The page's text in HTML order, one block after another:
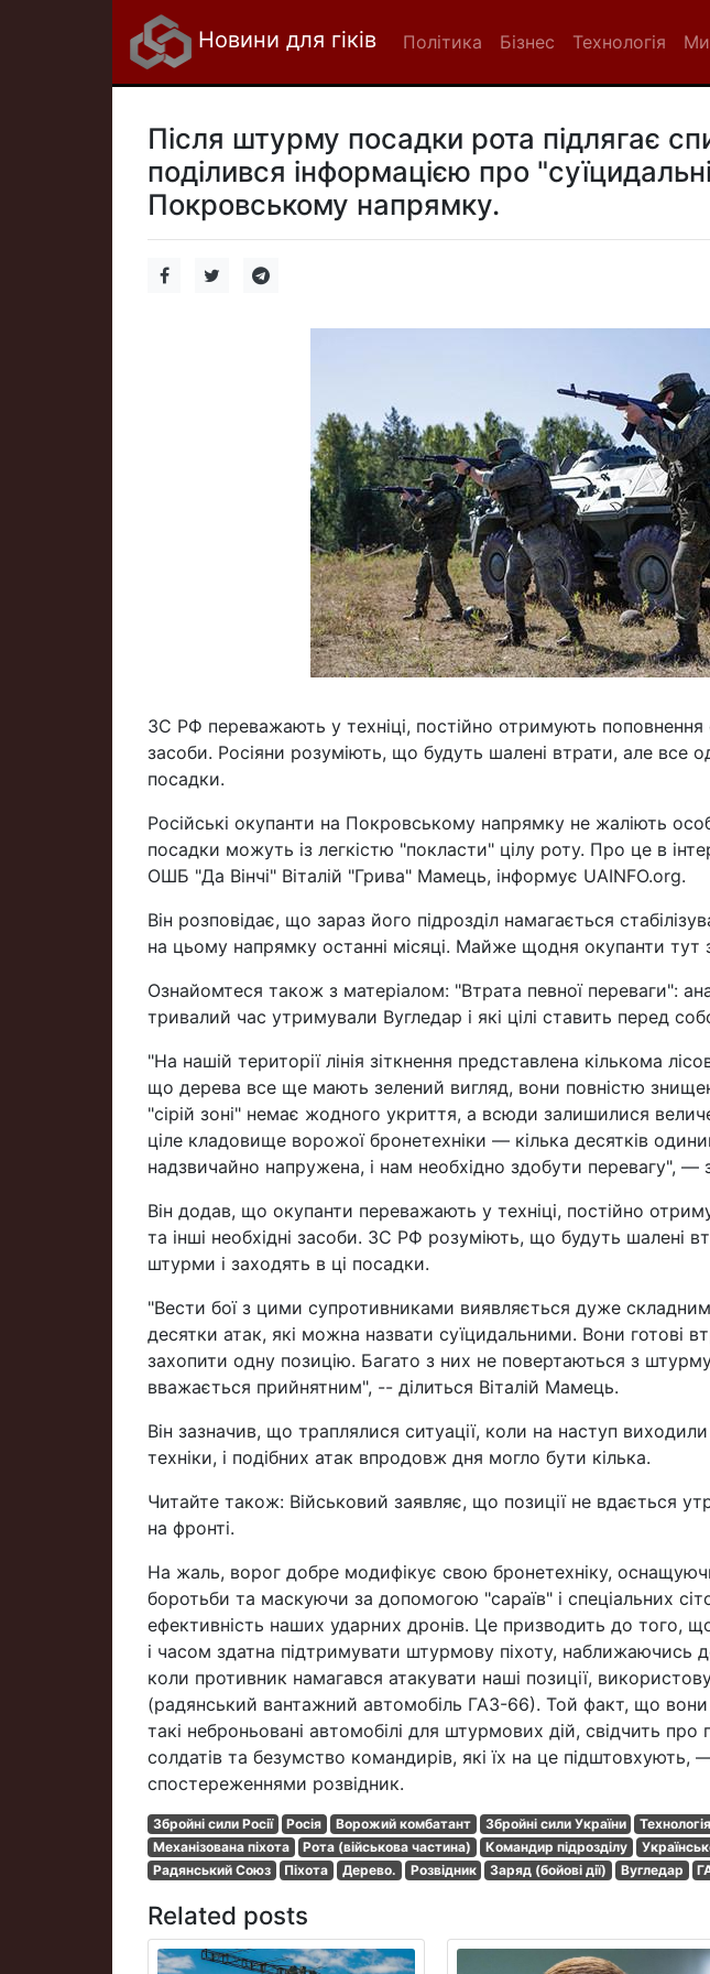
Новини для гіків Політика Бізнес Технологія
Після штурму посадки рота підлягає
поділився інформацією про
Покровському напрямку.
ЗС РФ переважають у техніці, постійно отримують поповнення
засоби. Росіяни розуміють, що будуть шалені втрати, але все
посадки.
Російські окупанти на Покровському напрямку не жаліють
посадки можуть із легкістю "покласти" цілу роту. Про це в
ОШБ "Да Вінчі" Віталій "Грива" Мамець, інформує UAINFO.org.
Він розповідає, що зараз його підрозділ намагається
на цьому напрямку останні місяці. Майже щодня окупанти тут
Ознайомтеся також з матеріалом: "Втрата певної переваги":
тривалий час утримували Вугледар і які цілі ставить перед
"На нашій території лінія зіткнення представлена кількома
що дерева все ще мають зелений вигляд, вони повністю
"сірій зоні" немає жодного укриття, а всюди залишилися
ціле кладовище ворожої бронетехніки — кілька десятків
надзвичайно напружена, і нам необхідно здобути перевагу", —
Він додав, що окупанти переважають у техніці, постійно
та інші необхідні засоби. ЗС РФ розуміють, що будуть шалені
штурми і заходять в ці посадки.
"Вести бої з цими супротивниками виявляється дуже
десятки атак, які можна назвати суїцидальними. Вони готові
захопити одну позицію. Багато з них не повертаються з
вважається прийнятним", -- ділиться Віталій Мамець.
Він зазначив, що траплялися ситуації, коли на наступ
техніки, і подібних атак впродовж дня могло бути кілька.
Читайте також: Військовий заявляє, що позиції не вдається
на фронті.
На жаль, ворог добре модифікує свою бронетехніку,
боротьби та маскуючи за допомогою "сараїв" і спеціальних
ефективність наших ударних дронів. Це призводить до того,
і часом здатна підтримувати штурмову піхоту, наближаючись
коли противник намагався атакувати наші позиції,
(радянський вантажний автомобіль ГАЗ-66). Той факт, що вони
такі неброньовані автомобілі для штурмових дій, свідчить про
солдатів та безумство командирів, які їх на це підштовхують,
спостереженнями розвідник.
Збройні сили Росії Росія Ворожий комбатант Збройні сили України Технологія
Механізована піхота
Рота (військова частина) Командир підрозділу
Радянський Союз
Піхота Дерево. Розвідник Заряд (бойові дії) Вугледар
Related posts